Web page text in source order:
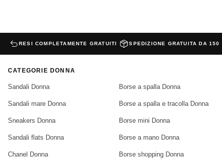
RESI COMPLETAMENTE GRATUITI SPEDIZIONE GRATUITA DA 150
CATEGORIE DONNA
Sandali Donna
Sandali mare Donna
Sneakers Donna
Sandali flats Donna
Chanel Donna
Borse a spalla Donna
Borse a spalla e tracolla Donna
Borse mini Donna
Borse a mano Donna
Borse shopping Donna